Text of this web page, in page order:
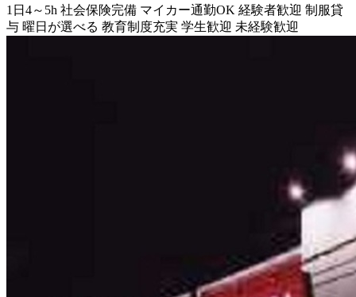
1日4～5h 社会保険完備 マイカー通勤OK 経験者歓迎 制服貸
与 曜日が選べる 教育制度充実 学生歓迎 未経験歓迎